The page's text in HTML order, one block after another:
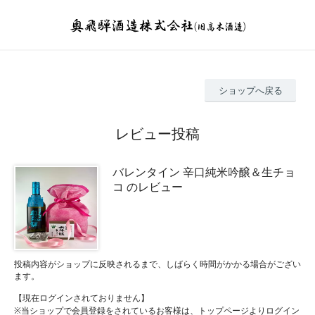
ショップへ戻る
レビュー投稿
バレンタイン 辛口純米吟醸＆生チョ
コ のレビュー
投稿内容がショップに反映されるまで、しばらく時間がかかる場合がござい
ます。
【現在ログインされておりません】
※当ショップで会員登録をされているお客様は、トップページよりログイン